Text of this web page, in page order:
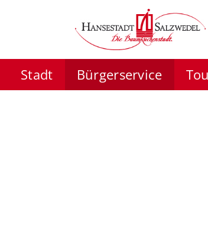
Stadt Bürgerservice